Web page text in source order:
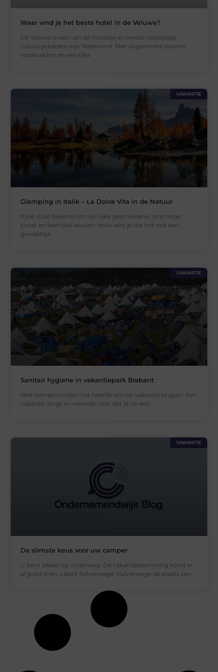
Waar vind je het beste hotel in de Veluwe?
De Veluwe is een van de mooiste en meest veelzijdige
natuurgebieden van Nederland. Met uitgestrekte bossen,
heidevelden en een rijke
VAKANTIE
Glamping in Italië – La Dolce Vita in de Natuur
Italië staat bekend om zijn rijke geschiedenis, prachtige
kunst en heerlijke keuken. Maar wist je dat het ook een
geweldige
VAKANTIE
Sanitair hygiene in vakantiepark Brabant
Veel mensen vinden het heerlijk om op vakantie te gaan. Een
vakantie zorgt er namelijk voor dat je op een
VAKANTIE
De slimste keus voor uw camper
U bent lekker op onderweg. De vakantiestemming komt er
al goed in en u bent halverwege. Halverwege de plaats van